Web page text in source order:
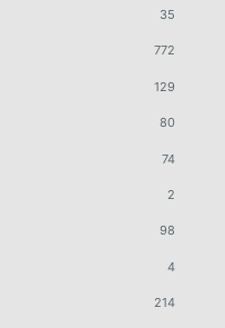
35
772
129
80
74
2
98
4
214